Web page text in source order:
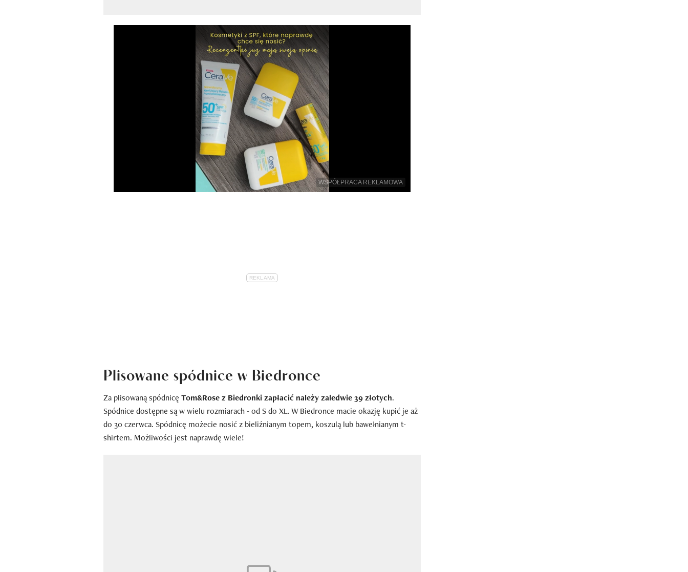
WSPÓŁPRACA REKLAMOWA
Plisowane spódnice w Biedronce
Za plisowaną spódnicę Tom&Rose z Biedronki zapłacić należy zaledwie 39 złotych.
Spódnice dostępne są w wielu rozmiarach - od S do XL. W Biedronce macie okazję kupić je aż
do 30 czerwca. Spódnicę możecie nosić z bieliźnianym topem, koszulą lub bawełnianym t-
shirtem. Możliwości jest naprawdę wiele!